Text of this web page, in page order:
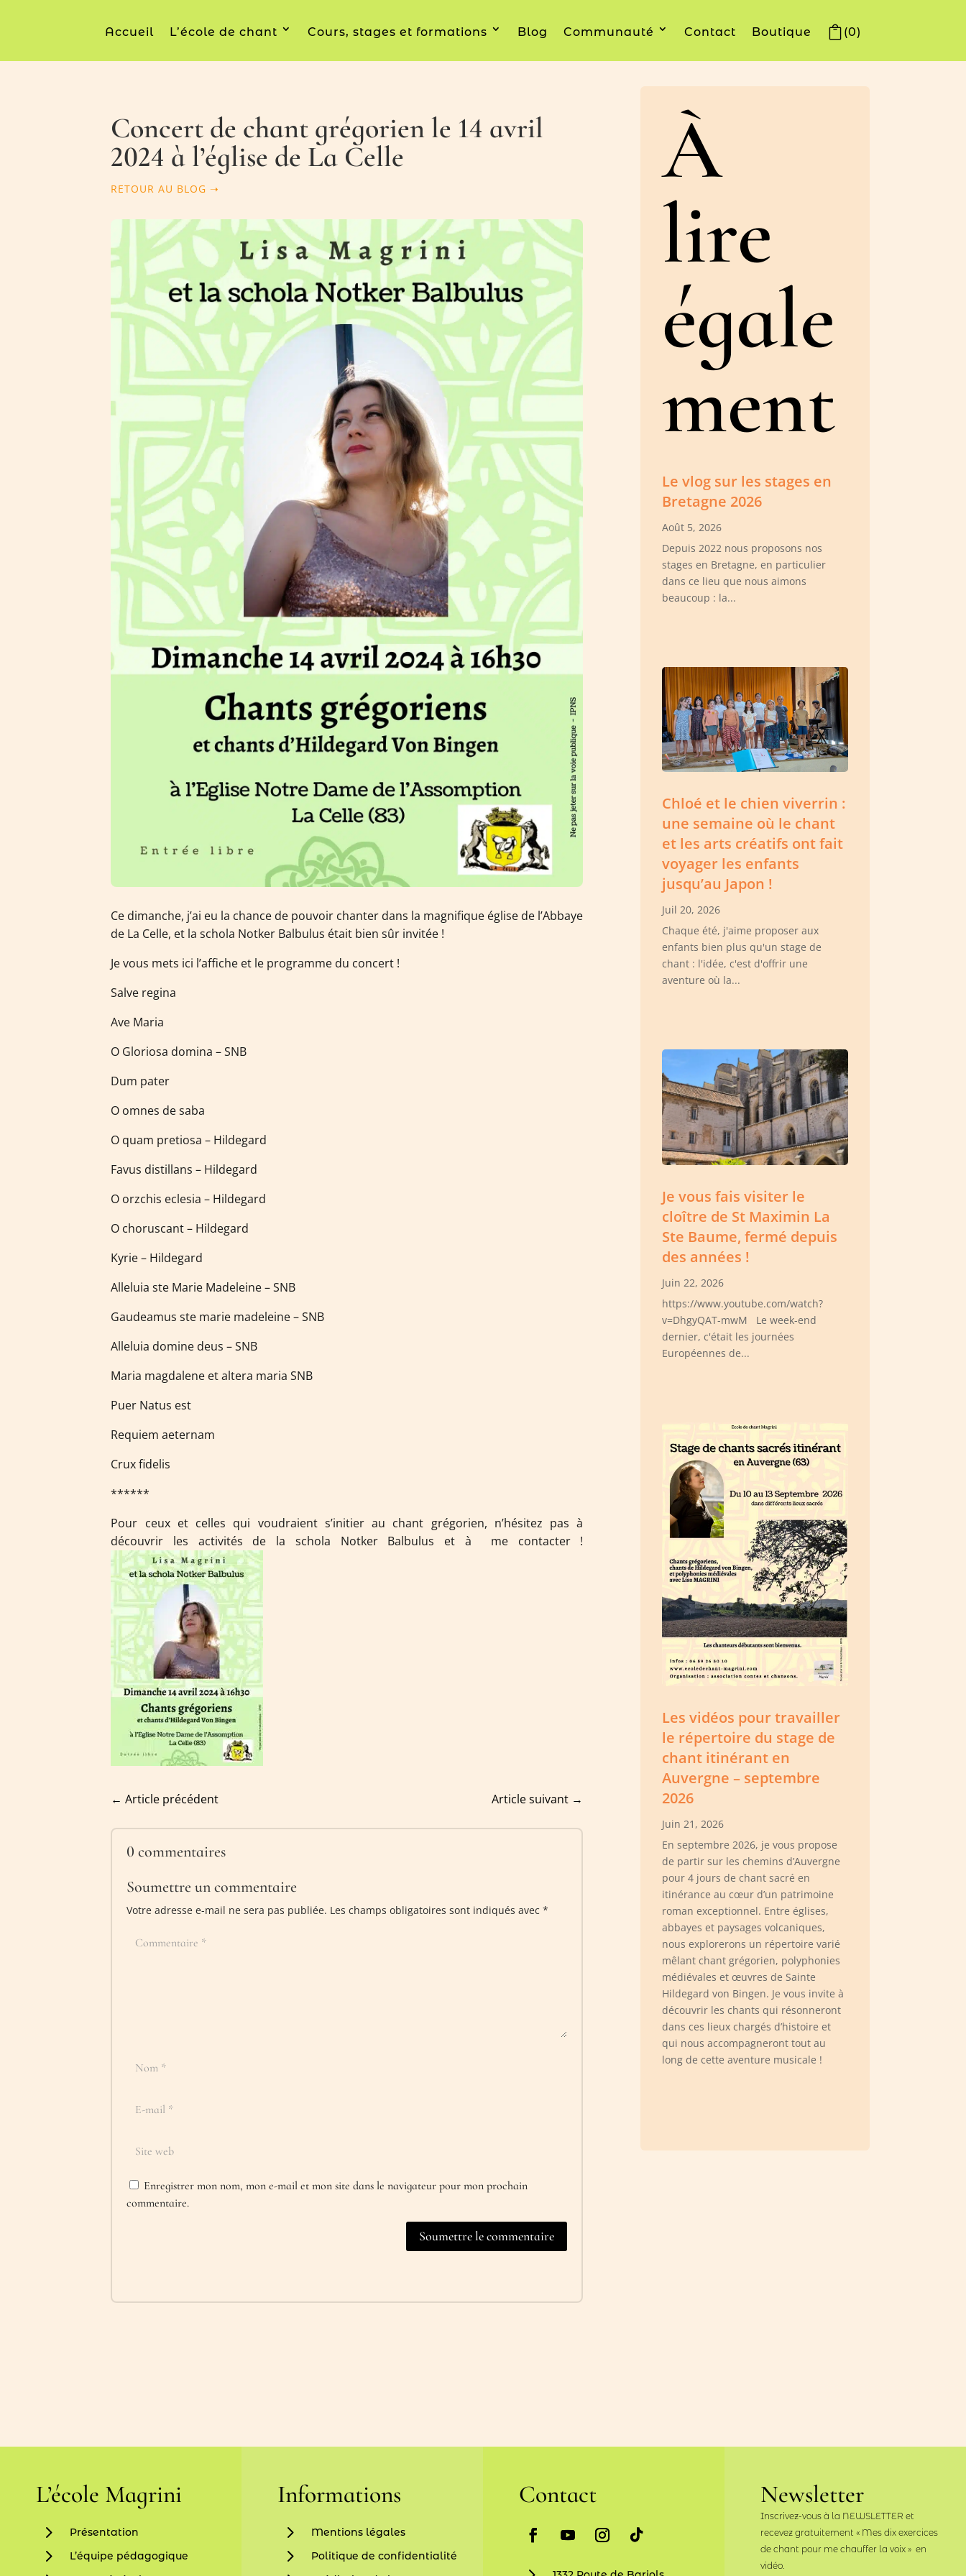
Accueil L’école de chant Cours, stages et formations Blog Communauté Contact Boutique (0)
Concert de chant grégorien le 14 avril
2024 à l’église de La Celle
RETOUR AU BLOG ➝
Ce dimanche, j’ai eu la chance de pouvoir chanter dans la magnifique église de l’Abbaye
de La Celle, et la schola Notker Balbulus était bien sûr invitée !
Je vous mets ici l’affiche et le programme du concert !
Salve regina
Ave Maria
O Gloriosa domina – SNB
Dum pater
O omnes de saba
O quam pretiosa – Hildegard
Favus distillans – Hildegard
O orzchis eclesia – Hildegard
O choruscant – Hildegard
Kyrie – Hildegard
Alleluia ste Marie Madeleine – SNB
Gaudeamus ste marie madeleine – SNB
Alleluia domine deus – SNB
Maria magdalene et altera maria SNB
Puer Natus est
Requiem aeternam
Crux fidelis
******
Pour ceux et celles qui voudraient s’initier au chant grégorien, n’hésitez pas à
découvrir les activités de la schola Notker Balbulus et à me contacter !
←Article précédent Article suivant →
0 commentaires
Soumettre un commentaire
Votre adresse e-mail ne sera pas publiée. Les champs obligatoires sont indiqués avec*
Enregistrer mon nom, mon e-mail et mon site dans le navigateur pour mon prochain
commentaire.
Soumettre le commentaire
À
lire
égale
ment
Le vlog sur les stages en
Bretagne 2026
Août 5, 2026
Depuis 2022 nous proposons nos
stages en Bretagne, en particulier
dans ce lieu que nous aimons
beaucoup : la...
Chloé et le chien viverrin :
une semaine où le chant
et les arts créatifs ont fait
voyager les enfants
jusqu’au Japon !
Juil 20, 2026
Chaque été, j'aime proposer aux
enfants bien plus qu'un stage de
chant : l'idée, c'est d'offrir une
aventure où la...
Je vous fais visiter le
cloître de St Maximin La
Ste Baume, fermé depuis
des années !
Juin 22, 2026
https://www.youtube.com/watch?
v=DhgyQAT-mwM Le week-end
dernier, c'était les journées
Européennes de...
Les vidéos pour travailler
le répertoire du stage de
chant itinérant en
Auvergne – septembre
2026
Juin 21, 2026
En septembre 2026, je vous propose
de partir sur les chemins d’Auvergne
pour 4 jours de chant sacré en
itinérance au cœur d’un patrimoine
roman exceptionnel. Entre églises,
abbayes et paysages volcaniques,
nous explorerons un répertoire varié
mêlant chant grégorien, polyphonies
médiévales et œuvres de Sainte
Hildegard von Bingen. Je vous invite à
découvrir les chants qui résonneront
dans ces lieux chargés d’histoire et
qui nous accompagneront tout au
long de cette aventure musicale !
L’école Magrini
5 Présentation
5 L’équipe pédagogique
Informations
5 Mentions légales
5 Politique de confidentialité
Contact Newsletter
Inscrivez-vous à la NEWSLETTER et
recevez gratuitement « Mes dix exercices
de chant pour me chauffer la voix » en
vidéo.